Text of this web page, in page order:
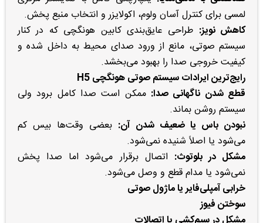
لمسی برای کنترل آسان ولوم، اکولایزر و انتخاب منبع پخش.
کاهش نویز: طراحی عایق‌بندی کابین هونگچی که در کنار
سیستم صوتی، مانع از ورود صدای محیط به داخل شده و
کیفیت خروجی صدا را بهبود می‌بخشد.
رایج‌ترین ایرادات سیستم صوتی هونگچی H5
قطع شدن ناگهانی صدا: ممکن است صدا کامل برود ولی
سیستم روشن بماند.
نبودن باس یا ضعیف شدن آن: بعضی وقت‌ها بیس کم
می‌شود یا اصلاً شنیده نمی‌شود.
مشکل در بلوتوث: اتصال برقرار می‌شود اما صدا پخش
نمی‌شود یا مدام قطع و وصل می‌شود.
خرابی آمپلی‌فایر یا ماژول صوتی
سوختن فیوز